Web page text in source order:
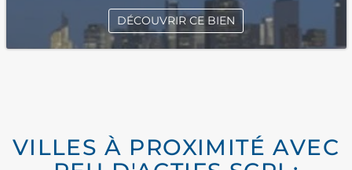
DÉCOUVRIR CE BIEN
VILLES À PROXIMITÉ AVEC